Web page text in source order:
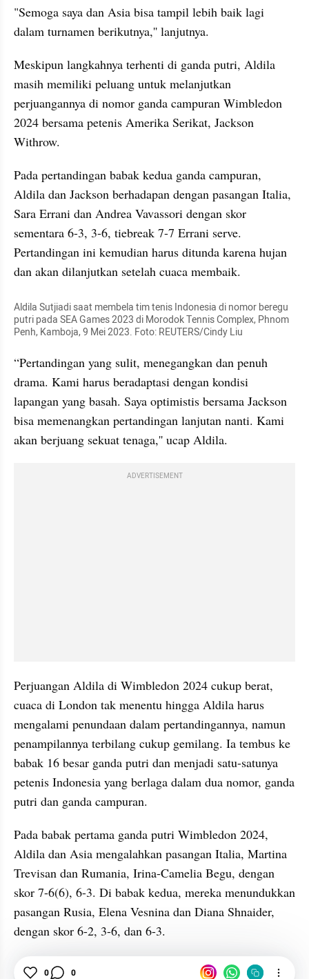
"Semoga saya dan Asia bisa tampil lebih baik lagi
dalam turnamen berikutnya,'' lanjutnya.
Meskipun langkahnya terhenti di ganda putri, Aldila
masih memiliki peluang untuk melanjutkan
perjuangannya di nomor ganda campuran Wimbledon
2024 bersama petenis Amerika Serikat, Jackson
Withrow.
Pada pertandingan babak kedua ganda campuran,
Aldila dan Jackson berhadapan dengan pasangan Italia,
Sara Errani dan Andrea Vavassori dengan skor
sementara 6-3, 3-6, tiebreak 7-7 Errani serve.
Pertandingan ini kemudian harus ditunda karena hujan
dan akan dilanjutkan setelah cuaca membaik.
Aldila Sutjiadi saat membela tim tenis Indonesia di nomor beregu
putri pada SEA Games 2023 di Morodok Tennis Complex, Phnom
Penh, Kamboja, 9 Mei 2023. Foto: REUTERS/Cindy Liu
“Pertandingan yang sulit, menegangkan dan penuh
drama. Kami harus beradaptasi dengan kondisi
lapangan yang basah. Saya optimistis bersama Jackson
bisa memenangkan pertandingan lanjutan nanti. Kami
akan berjuang sekuat tenaga,'' ucap Aldila.
ADVERTISEMENT
Perjuangan Aldila di Wimbledon 2024 cukup berat,
cuaca di London tak menentu hingga Aldila harus
mengalami penundaan dalam pertandingannya, namun
penampilannya terbilang cukup gemilang. Ia tembus ke
babak 16 besar ganda putri dan menjadi satu-satunya
petenis Indonesia yang berlaga dalam dua nomor, ganda
putri dan ganda campuran.
Pada babak pertama ganda putri Wimbledon 2024,
Aldila dan Asia mengalahkan pasangan Italia, Martina
Trevisan dan Rumania, Irina-Camelia Begu, dengan
skor 7-6(6), 6-3. Di babak kedua, mereka menundukkan
pasangan Rusia, Elena Vesnina dan Diana Shnaider,
dengan skor 6-2, 3-6, dan 6-3.
Sports Tenis Wimbledon
0 0